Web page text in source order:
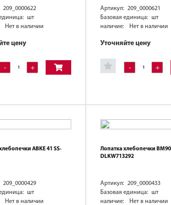
единица: шт
Нет в наличии
цену
- +
Артикул: 209_0000621
Базовая единица: шт
наличие:
Нет в наличии
Уточняйте цену
- +
ABKE 41 SS-
единица: шт
Нет в наличии
Лопатка хлебопечки
DLKW713292
Артикул: 209_0000433
Базовая единица: шт
наличие:
Нет в наличии